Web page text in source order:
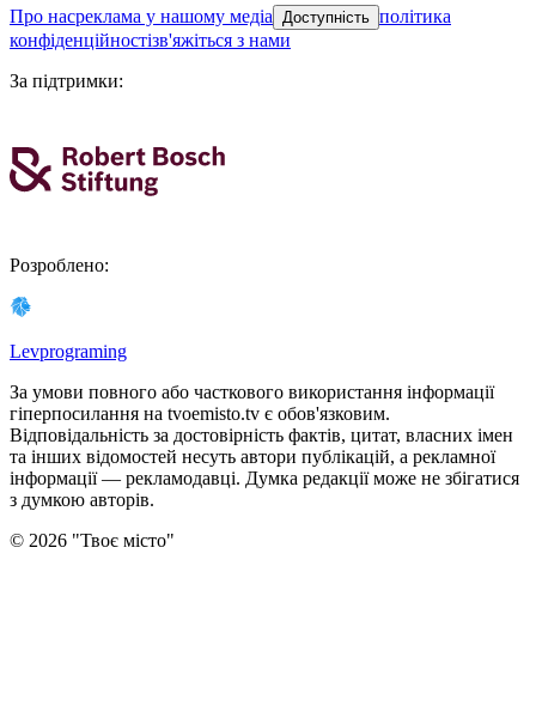
про насреклама у нашому медіа Доступність політика
конфіденційностізв'яжіться з нами
За підтримки:
Розроблено:
Levprograming
За умови повного або часткового використання iнформацiї
гіперпосилання на tvoemisto.tv є обов'язковим.
Відповідальність за достовірність фактів, цитат, власних імен
та інших відомостей несуть автори публікацій, а рекламної
інформації — рекламодавці. Думка редакцiї може не збiгатися
з думкою авторiв.
© 2026 "Твоє місто"